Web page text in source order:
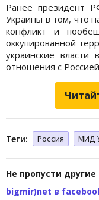
Ранее президент
Украины в том, что
конфликт и
оккупированной
украинские
отношения с
Теги: Россия МИД
Не пропусти
bigmir)net в